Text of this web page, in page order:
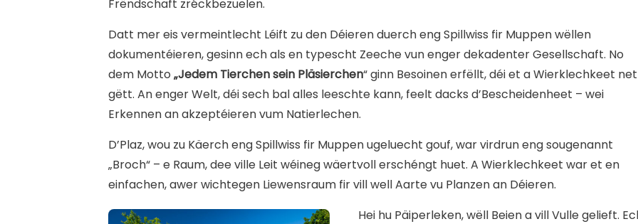
Frëndschaft zréckbezuelen.
Datt mer eis vermeintlecht Léift zu den Déieren duerch eng Spillwiss fir Muppen wëllen
dokumentéieren, gesinn ech als en typescht Zeeche vun enger dekadenter Gesellschaft. No
dem Motto „Jedem Tierchen sein Pläsierchen“ ginn Besoinen erfëllt, déi et a Wierklechkeet net
gëtt. An enger Welt, déi sech bal alles leeschte kann, feelt dacks d’Bescheidenheet – wei
Erkennen an akzeptéieren vum Natierlechen.
D’Plaz, wou zu Käerch eng Spillwiss fir Muppen ugeluecht gouf, war virdrun eng sougenannt
„Broch“ – e Raum, dee ville Leit wéineg wäertvoll erschéngt huet. A Wierklechkeet war et en
einfachen, awer wichtegen Liewensraum fir vill well Aarte vu Planzen an Déieren.
Hei hu Päiperleken, wëll Beien a vill Vulle gelieft.